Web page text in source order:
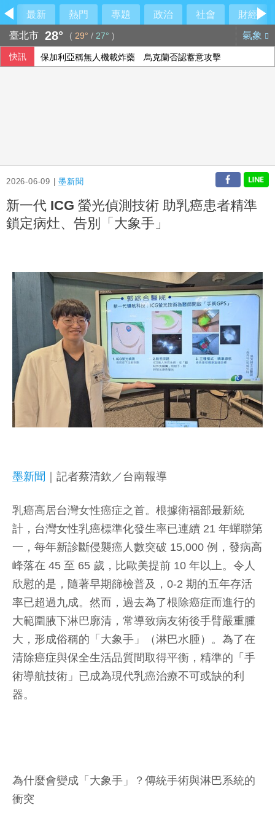
最新 熱門 專題 政治 社會
財經
臺北市 28° ( 29° / 27° ) 氣象
快訊 保加利亞稱無人機載炸藥 烏克蘭否認蓄意攻擊
2026-06-09 |墨新聞
新一代 ICG 螢光偵測技術 助乳癌患者精準
鎖定病灶、告別「大象手」
墨新聞 ｜記者蔡清欽／台南報導
乳癌高居台灣女性癌症之首。根據衛福部最新統
計，台灣女性乳癌標準化發生率已連續 21 年蟬聯第
一，每年新診斷侵襲癌人數突破 15,000 例，發病高
峰落在 45 至 65 歲，比歐美提前 10 年以上。令人
欣慰的是，隨著早期篩檢普及，0-2 期的五年存活
率已超過九成。然而，過去為了根除癌症而進行的
大範圍腋下淋巴廓清，常導致病友術後手臂嚴重腫
大，形成俗稱的「大象手」（淋巴水腫）。為了在
清除癌症與保全生活品質間取得平衡，精準的「手
術導航技術」已成為現代乳癌治療不可或缺的利
器。
為什麼會變成「大象手」？傳統手術與淋巴系統的
衝突